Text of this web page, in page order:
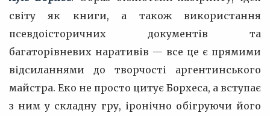
світу як книги, а також використання
псевдоісторичних документів та
багаторівневих наративів — все це є прямими
відсиланнями до творчості аргентинського
майстра. Еко не просто цитує Борхеса, а вступає
з ним у складну гру, іронічно обігруючи його